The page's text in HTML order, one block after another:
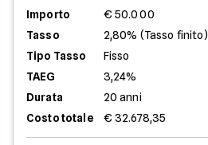
Importo
€ 50.000
Tasso
2,80% (Tasso finito)
Tipo Tasso
Fisso
TAEG
3,24%
Durata
20 anni
Costo totale
€ 32.678,35